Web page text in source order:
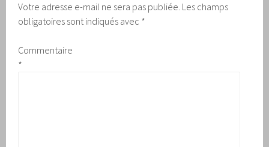
Votre adresse e-mail ne sera pas publiée. Les champs
obligatoires sont indiqués avec *
Commentaire
*